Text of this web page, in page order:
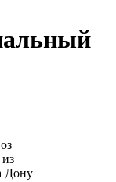
Дону